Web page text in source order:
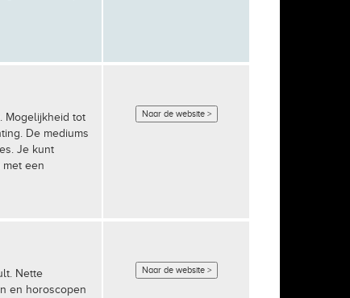
Mogelijkheid tot
De mediums
Je kunt
een
Naar de website >
Nette
en horoscopen
Naar de website >